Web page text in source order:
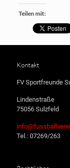
Teilen mit:
Kontakt
FV Sportfreunde
Lindenstraße
75056 Sulzfeld
Tel.: 07269/263